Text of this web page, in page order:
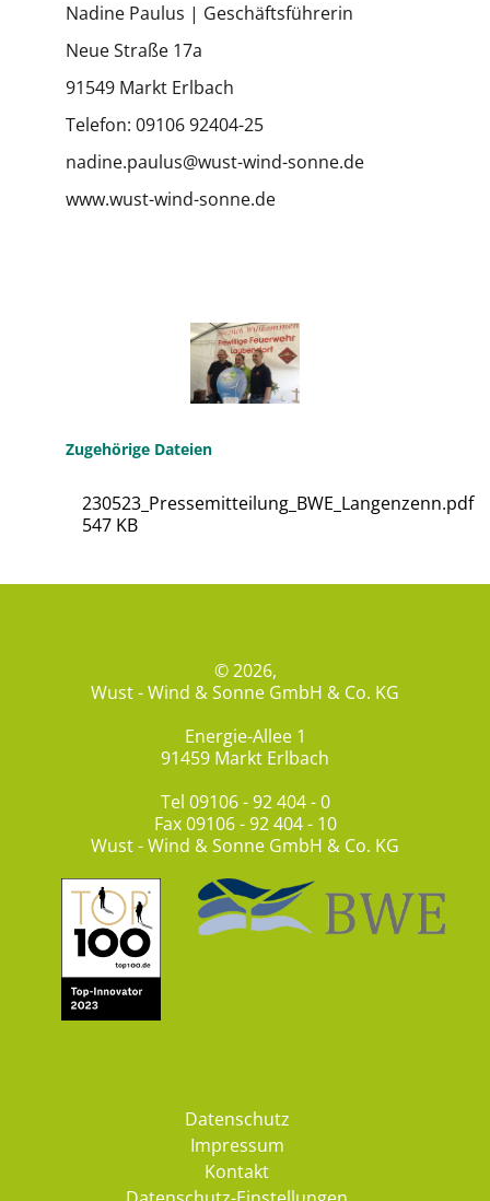
Nadine Paulus | Geschäftsführerin
Neue Straße 17a
91549 Markt Erlbach
Telefon: 09106 92404-25
nadine.paulus@wust-wind-sonne.de
www.wust-wind-sonne.de
Zugehörige Dateien
230523_Pressemitteilung_BWE_Langenzenn.pdf
547 KB
© 2026,
Wust - Wind & Sonne GmbH & Co. KG
Energie-Allee 1
91459 Markt Erlbach
Tel 09106 - 92 404 - 0
Fax 09106 - 92 404 - 10
Wust - Wind & Sonne GmbH & Co. KG
Datenschutz
Impressum
Kontakt